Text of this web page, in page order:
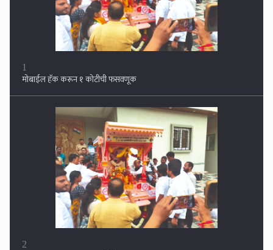
भाजपच्या समरसता कलश यात्रेचे उद्या स्वागत